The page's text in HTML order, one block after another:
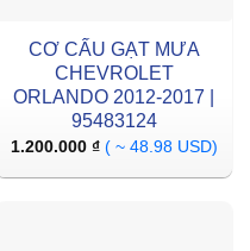
CƠ CẤU GẠT MƯA
CHEVROLET
ORLANDO 2012-2017 |
95483124
1.200.000 ₫ ( ~ 48.98 USD)